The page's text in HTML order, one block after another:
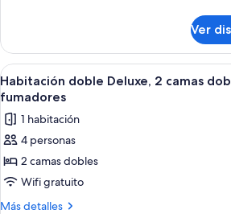
dobles,
para
no
fumadores
estándar,
camas
dobles,
no
fumadores
Ver
Ver
todas
las
fotos
de
Habitación
doble
Deluxe,
5
Habitación doble Deluxe, 2 camas
fumadores
1 habitación
4 personas
2 camas dobles
Wifi gratuito
Más detalles
Más